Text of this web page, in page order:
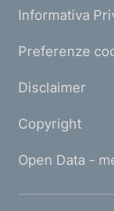
Informativa
Preferenze
Disclaimer
Copyright
Open Data -